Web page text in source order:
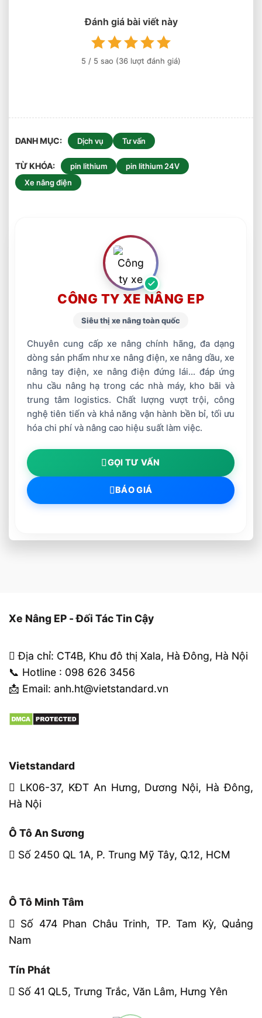
Đánh giá bài viết này
5 / 5 sao (36 lượt đánh giá)
DANH MỤC Dịch vụ Tư vấn
TỪ KHÓA pin lithium
pin lithium 24V
Xe nâng điện
CÔNG TY XE NÂNG EP
Siêu thị xe nâng toàn quốc
Chuyên cung cấp xe nâng chính hãng, đa dạng
dòng sản phẩm như xe nâng điện, xe nâng dầu, xe
nâng tay điện, xe nâng điện đứng lái... đáp ứng
nhu cầu nâng hạ trong các nhà máy, kho bãi và
trung tâm logistics. Chất lượng vượt trội, công
nghệ tiên tiến và khả năng vận hành bền bỉ, tối ưu
hóa chi phí và nâng cao hiệu suất làm việc.
GỌI TƯ VẤN
BÁO GIÁ
Xe Nâng EP - Đối Tác Tin Cậy
Địa chỉ: CT4B, Khu đô thị Xala, Hà Đông, Hà Nội
📞 Hotline : 098 626 3456
📩 Email: anh.ht@vietstandard.vn
Vietstandard
LK06-37, KĐT An Hưng, Dương Nội, Hà Đông,
Hà Nội
Ô Tô An Sương
Số 2450 QL 1A, P. Trung Mỹ Tây, Q.12, HCM
Ô Tô Minh Tâm
Số 474 Phan Châu Trinh, TP. Tam Kỳ, Quảng
Nam
Tín Phát
Số 41 QL5, Trưng Trắc, Văn Lâm, Hưng Yên